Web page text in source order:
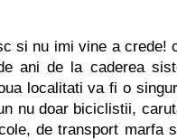
si nu imi vine a crede!
ani de la caderea
localitati va fi o
nu doar biciclistii,
de transport marfa